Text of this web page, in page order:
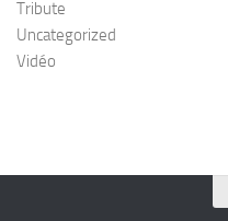
Tribute
Uncategorized
Vidéo